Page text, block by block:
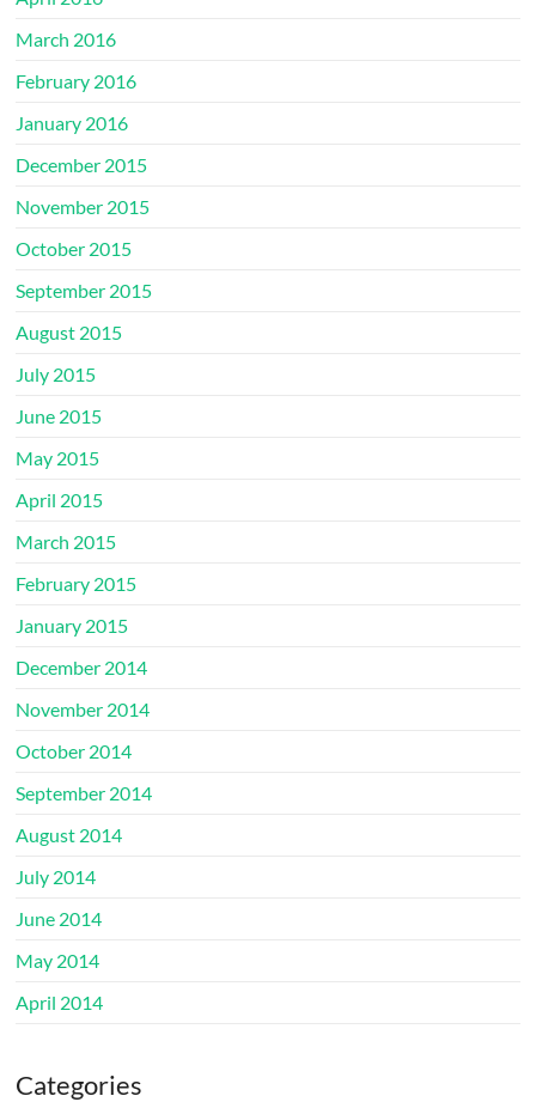
March 2016
February 2016
January 2016
December 2015
November 2015
October 2015
September 2015
August 2015
July 2015
June 2015
May 2015
April 2015
March 2015
February 2015
January 2015
December 2014
November 2014
October 2014
September 2014
August 2014
July 2014
June 2014
May 2014
April 2014
Categories